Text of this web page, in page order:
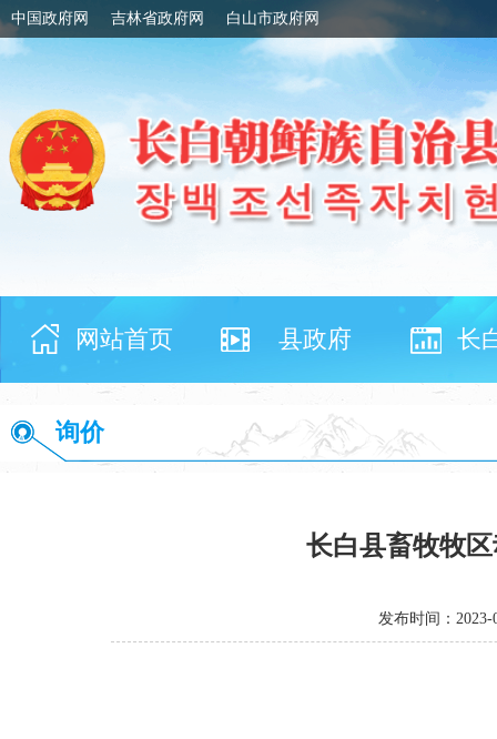
中国政府网 吉林省政府网 白山市政府网
网站首页 县政府 长
询价
长白县畜牧牧
发布时间：2023-